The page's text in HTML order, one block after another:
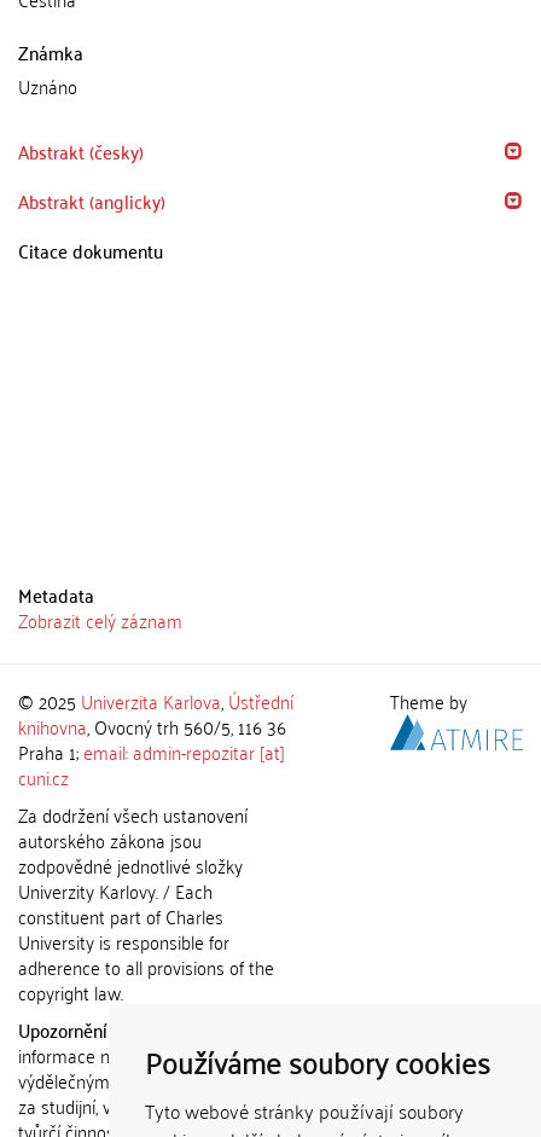
Používáme soubory cookies
Tyto webové stránky používají soubory
Známka
Uznáno
Abstrakt (česky)
Abstrakt (anglicky)
Citace dokumentu
Metadata
Zobrazit celý záznam
© 2025 Univerzita Karlova,Ústřední
knihovna, Ovocný trh 560/5, 116 36
Praha 1;email: admin-repozitar [at]
cuni.cz
Za dodržení všech ustanovení
autorského zákona jsou
zodpovědné jednotlivé složky
Univerzity Karlovy. / Each
constituent part of Charles
University is responsible for
adherence to all provisions of the
copyright law.
Upozornění / Notice:
informace nemohou být použity k
výdělečným účelům nebo vydávány
za studijní, vědeckou nebo jinou
Theme by